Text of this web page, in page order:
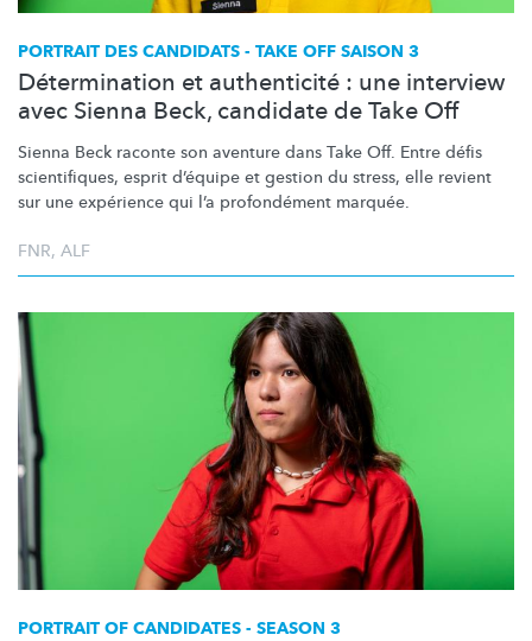
PORTRAIT DES CANDIDATS - TAKE OFF SAISON 3
Détermination et authenticité : une interview
avec Sienna Beck, candidate de Take Off
Sienna Beck raconte son aventure dans Take Off. Entre défis
scientifiques, esprit d’équipe et gestion du stress, elle revient
sur une expérience qui l’a profondément marquée.
FNR, ALF
PORTRAIT OF CANDIDATES - SEASON 3